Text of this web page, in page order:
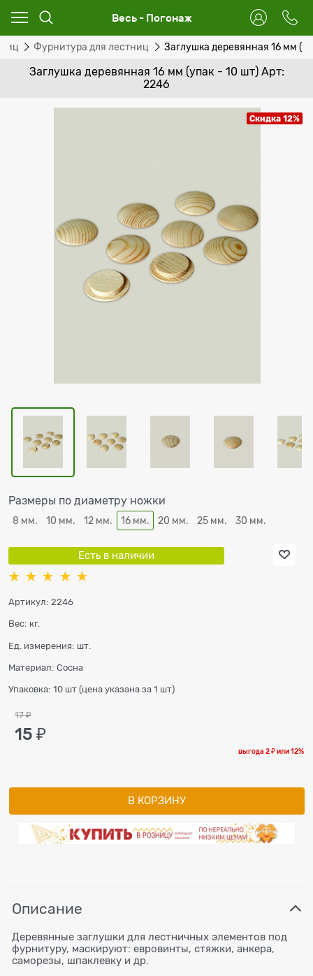
Весь - Погонаж
Фурнитура для лестниц Заглушка деревянная 16 мм
Заглушка деревянная 16 мм (упак - 10 шт) Арт:
2246
Скидка 12%
Размеры по диаметру ножки
8 мм. 10 мм. 12 мм. 16 мм. 20 мм. 25 мм. 30 мм.
Есть в наличии
Артикул: 2246
Вес: кг.
Ед. измерения: шт.
Материал: Сосна
Упаковка: 10 шт (цена указана за 1 шт)
17 ₽
15 ₽
выгода2 ₽или12%
В КОРЗИНУ
Описание
Деревянные заглушки для лестничных элементов под
фурнитуру, маскируют: евровинты, стяжки, анкера,
саморезы, шпаклевку и др.